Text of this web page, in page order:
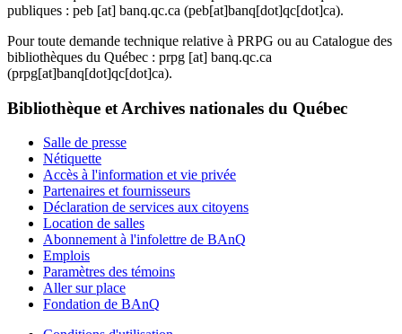
publiques : peb [at] banq.qc.ca (peb[at]banq[dot]qc[dot]ca).
Pour toute demande technique relative à PRPG ou au Catalogue des
bibliothèques du Québec : prpg [at] banq.qc.ca
(prpg[at]banq[dot]qc[dot]ca).
Bibliothèque et Archives nationales du Québec
Salle de presse
Nétiquette
Accès à l'information et vie privée
Partenaires et fournisseurs
Déclaration de services aux citoyens
Location de salles
Abonnement à l'infolettre de BAnQ
Emplois
Paramètres des témoins
Aller sur place
Fondation de BAnQ